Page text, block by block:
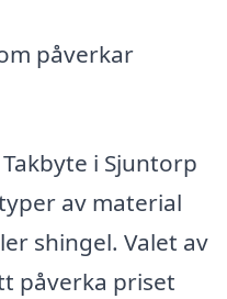
påverkar
i Sjuntorp
av material
shingel. Valet av
påverka priset